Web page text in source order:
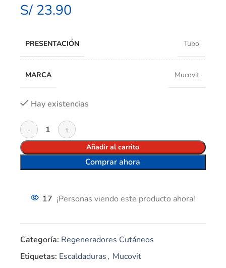
S/ 23.90
PRESENTACIÓN Tubo
MARCA Mucovit
Hay existencias
Añadir al carrito
Comprar ahora
17 ¡Personas viendo este producto ahora!
Categoría: Regeneradores Cutáneos
Etiquetas: Escaldaduras, Mucovit